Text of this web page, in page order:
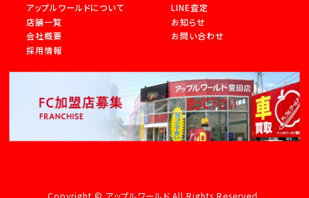
アップルワールドについて
店舗一覧
会社概要
採用情報
LINE査定
お知らせ
お問い合わせ
Copyright © アップルワールド All Rights Reserved.